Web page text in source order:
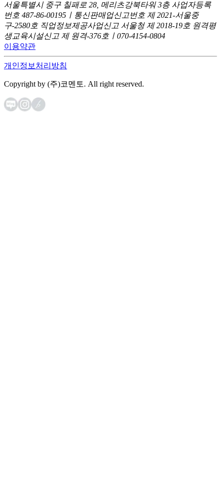
서울특별시 중구 칠패로 28, 메리츠강북타워 3층 사업자등록
번호 487-86-00195ㅣ통신판매업신고번호 제 2021-서울중
구-2580호 직업정보제공사업신고 서울청 제 2018-19호 원격평
생교육시설신고 제 원격-376호ㅣ070-4154-0804
이용약관
개인정보처리방침
Copyright by (주)코멘토. All right reserved.